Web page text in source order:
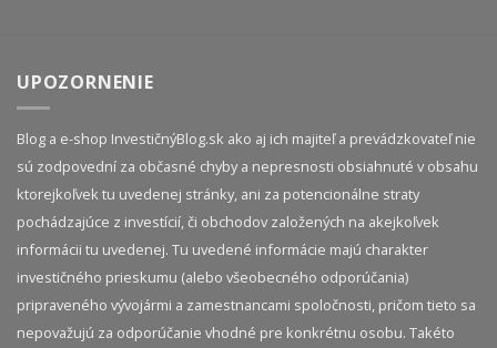
UPOZORNENIE
Blog a e-shop InvestičnýBlog.sk ako aj ich majiteľ a prevádzkovateľ nie
sú zodpovední za občasné chyby a nepresnosti obsiahnuté v obsahu
ktorejkoľvek tu uvedenej stránky, ani za potencionálne straty
pochádzajúce z investícií, či obchodov založených na akejkoľvek
informácii tu uvedenej. Tu uvedené informácie majú charakter
investičného prieskumu (alebo všeobecného odporúčania)
pripraveného vývojármi a zamestnancami spoločnosti, pričom tieto sa
nepovažujú za odporúčanie vhodné pre konkrétnu osobu. Takéto